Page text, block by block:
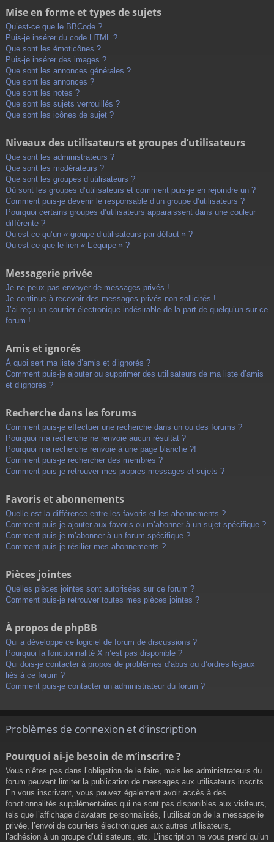
Mise en forme et types de sujets
Qu’est-ce que le BBCode ?
Puis-je insérer du code HTML ?
Que sont les émoticônes ?
Puis-je insérer des images ?
Que sont les annonces générales ?
Que sont les annonces ?
Que sont les notes ?
Que sont les sujets verrouillés ?
Que sont les icônes de sujet ?
Niveaux des utilisateurs et groupes d’utilisateurs
Que sont les administrateurs ?
Que sont les modérateurs ?
Que sont les groupes d’utilisateurs ?
Où sont les groupes d’utilisateurs et comment puis-je en rejoindre un ?
Comment puis-je devenir le responsable d’un groupe d’utilisateurs ?
Pourquoi certains groupes d’utilisateurs apparaissent dans une couleur
différente ?
Qu’est-ce qu’un « groupe d’utilisateurs par défaut » ?
Qu’est-ce que le lien « L’équipe » ?
Messagerie privée
Je ne peux pas envoyer de messages privés !
Je continue à recevoir des messages privés non sollicités !
J’ai reçu un courrier électronique indésirable de la part de quelqu’un sur ce
forum !
Amis et ignorés
À quoi sert ma liste d’amis et d’ignorés ?
Comment puis-je ajouter ou supprimer des utilisateurs de ma liste d’amis
et d’ignorés ?
Recherche dans les forums
Comment puis-je effectuer une recherche dans un ou des forums ?
Pourquoi ma recherche ne renvoie aucun résultat ?
Pourquoi ma recherche renvoie à une page blanche ?!
Comment puis-je rechercher des membres ?
Comment puis-je retrouver mes propres messages et sujets ?
Favoris et abonnements
Quelle est la différence entre les favoris et les abonnements ?
Comment puis-je ajouter aux favoris ou m’abonner à un sujet spécifique ?
Comment puis-je m’abonner à un forum spécifique ?
Comment puis-je résilier mes abonnements ?
Pièces jointes
Quelles pièces jointes sont autorisées sur ce forum ?
Comment puis-je retrouver toutes mes pièces jointes ?
À propos de phpBB
Qui a développé ce logiciel de forum de discussions ?
Pourquoi la fonctionnalité X n’est pas disponible ?
Qui dois-je contacter à propos de problèmes d’abus ou d’ordres légaux
liés à ce forum ?
Comment puis-je contacter un administrateur du forum ?
Problèmes de connexion et d’inscription
Pourquoi ai-je besoin de m’inscrire ?
Vous n’êtes pas dans l’obligation de le faire, mais les administrateurs du
forum peuvent limiter la publication de messages aux utilisateurs inscrits.
En vous inscrivant, vous pouvez également avoir accès à des
fonctionnalités supplémentaires qui ne sont pas disponibles aux visiteurs,
tels que l’affichage d’avatars personnalisés, l’utilisation de la messagerie
privée, l’envoi de courriers électroniques aux autres utilisateurs,
l’adhésion à un groupe d’utilisateurs, etc. L’inscription ne vous prend qu’un